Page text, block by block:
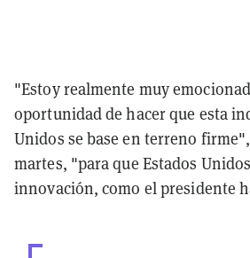
"Estoy realmente muy
oportunidad de hacer que esta
Unidos se base en terreno
martes, "para que Estados
innovación, como el presidente